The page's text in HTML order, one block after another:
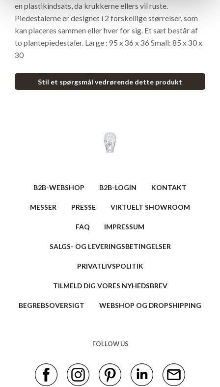
en plastikindsats, da krukkerne ellers vil ruste.
Piedestalerne er designet i 2 forskellige størrelser, som
kan placeres sammen eller hver for sig. Et sæt består af
to plantepiedestaler. Large : 95 x 36 x 36 Small: 85 x 30 x
30
Stil et spørgsmål vedrørende dette produkt
B2B-WEBSHOP B2B-LOGIN KONTAKT
MESSER PRESSE VIRTUELT SHOWROOM
FAQ IMPRESSUM
SALGS- OG LEVERINGSBETINGELSER
PRIVATLIVSPOLITIK
TILMELD DIG VORES NYHEDSBREV
BEGREBSOVERSIGT WEBSHOP OG DROPSHIPPING
FOLLOW US